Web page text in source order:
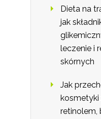
Dieta na
jak
leczenie i
skórnych
Jak
kosmetyki
retinolem,